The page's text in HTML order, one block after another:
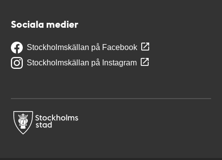
Sociala medier
Stockholmskällan på Facebook
Stockholmskällan på Instagram